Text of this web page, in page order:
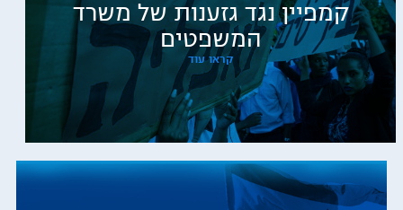
קמפיין נגד גזענות של משרד
המשפטים
קראו עוד